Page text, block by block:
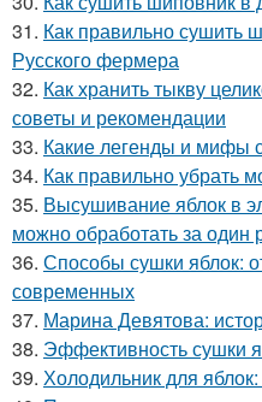
31. Как правильно сушить
Русского фермера
32. Как хранить тыкву
советы и рекомендации
33. Какие легенды и мифы
34. Как правильно убрать
35. Высушивание яблок в
можно обработать за один
36. Способы сушки яблок:
современных
37. Марина Девятова:
38. Эффективность сушки
39. Холодильник для